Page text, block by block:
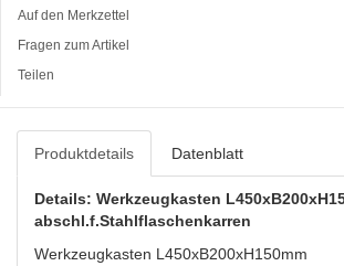
Auf den Merkzettel
Fragen zum Artikel
Teilen
Produktdetails Datenblatt
Details: Werkzeugkasten
abschl.f.Stahlflaschenkarren
Werkzeugkasten L450xB200xH150mm